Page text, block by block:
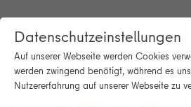
Datenschutzeinstellungen
Auf unserer Webseite werden Cookies
werden zwingend benötigt, während es
Nutzererfahrung auf unserer Webseite zu